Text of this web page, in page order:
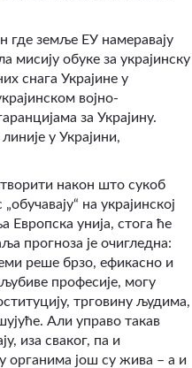
где земље ЕУ намеравају
мисију обуке за украјинску
снага Украјине у
војно-
за Украјину.
у Украјини,
након што сукоб
на украјинској
Европска унија, стога ће
прогноза је очигледна:
реше брзо, ефикасно и
професије, могу
трговину људима,
Али управо такав
иза сваког, па и
органима још су жива – а и